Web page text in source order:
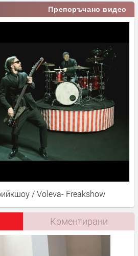
Препоръчано видео
/ Voleva- Freakshow
Коментирани